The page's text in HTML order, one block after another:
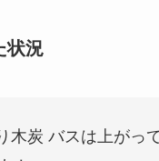
状況
木炭 バスは上がっ